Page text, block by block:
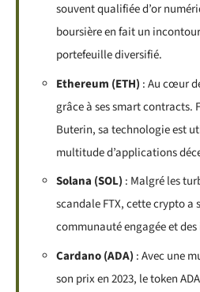
souvent qualifiée d’or
boursière en fait un
portefeuille diversifié.
Ethereum (ETH) : Au cœur
grâce à ses smart contracts.
Buterin, sa technologie est
multitude d’applications
Solana (SOL) : Malgré les
scandale FTX, cette crypto a
communauté engagée et
Cardano (ADA) : Avec une
son prix en 2023, le token